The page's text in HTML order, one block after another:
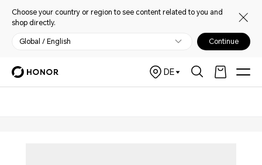
Choose your country or region to see content related to you and
shop directly.
Global / English Continue
DE